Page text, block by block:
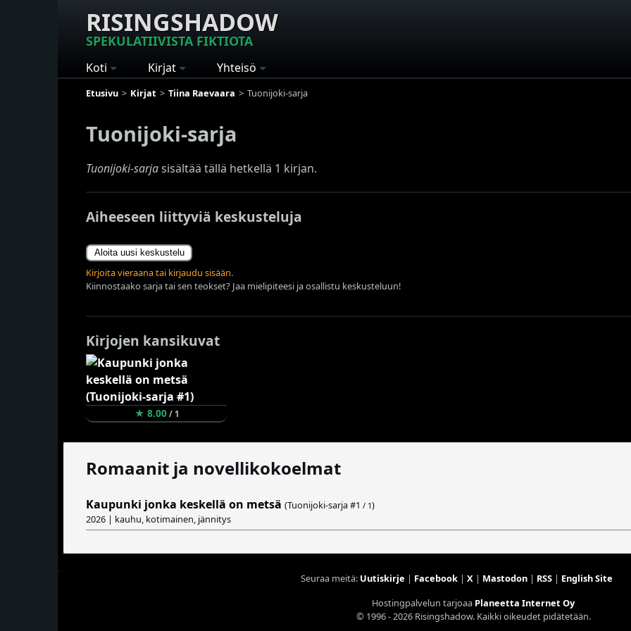
RISINGSHADOW
SPEKULATIIVISTA FIKTIOTA
Koti Kirjat Yhteisö
Etusivu Kirjat Tiina Raevaara Tuonijoki-sarja
Tuonijoki-sarja
Tuonijoki-sarjasisältää tällä hetkellä 1 kirjan.
Aiheeseen liittyviä keskusteluja
Aloita uusi keskustelu
Kirjoita vieraana tai kirjaudu sisään.
Kiinnostaako sarja tai sen teokset? Jaa mielipiteesi ja osallistu keskusteluun!
Kirjojen kansikuvat
★ 8.00/ 1
Romaanit ja novellikokoelmat
Kaupunki jonka keskellä on metsä (Tuonijoki-sarja #1 / 1)
2026 | kauhu, kotimainen, jännitys
Seuraa meitä: Uutiskirje | Facebook| X| Mastodon| RSS| English Site
Hostingpalvelun tarjoaa Planeetta Internet Oy
© 1996 - 2026 Risingshadow. Kaikki oikeudet pidätetään.